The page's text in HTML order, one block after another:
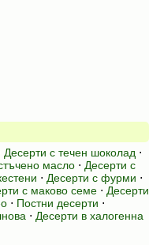
Десерти с течен шоколад ⋅
масло ⋅ Десерти с
⋅ Десерти с фурми ⋅
с маково семе ⋅ Десерти
⋅ Постни десерти ⋅
⋅ Десерти в халогенна